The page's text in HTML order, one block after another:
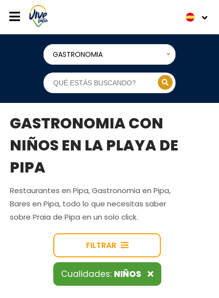
GASTRONOMIA
GASTRONOMIA CON
NIÑOS EN LA PLAYA DE
PIPA
Restaurantes en Pipa, Gastronomia en Pipa,
Bares en Pipa, todo lo que necesitas saber
sobre Praia de Pipa en un solo click.
FILTRAR
Cualidades: NIÑOS